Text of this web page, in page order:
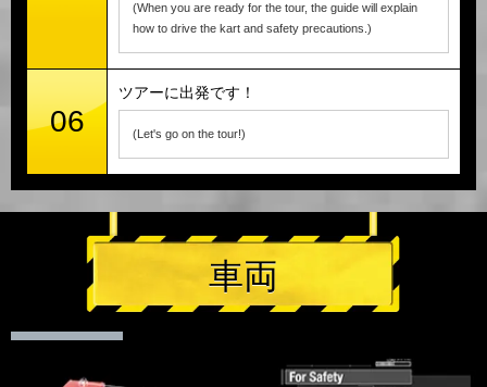
(When you are ready for the tour, the guide will explain
how to drive the kart and safety precautions.)
06
ツアーに出発です！
(Let's go on the tour!)
車両